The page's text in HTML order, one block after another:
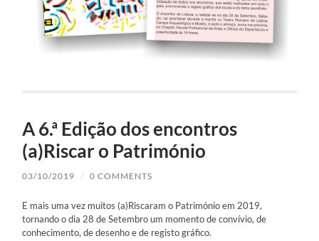
A 6.ª Edição dos encontros
(a)Riscar o Património
03/10/2019 / 0 COMMENTS
E mais uma vez muitos (a)Riscaram o Património em 2019,
tornando o dia 28 de Setembro um momento de convívio, de
conhecimento, de desenho e de registo gráfico.